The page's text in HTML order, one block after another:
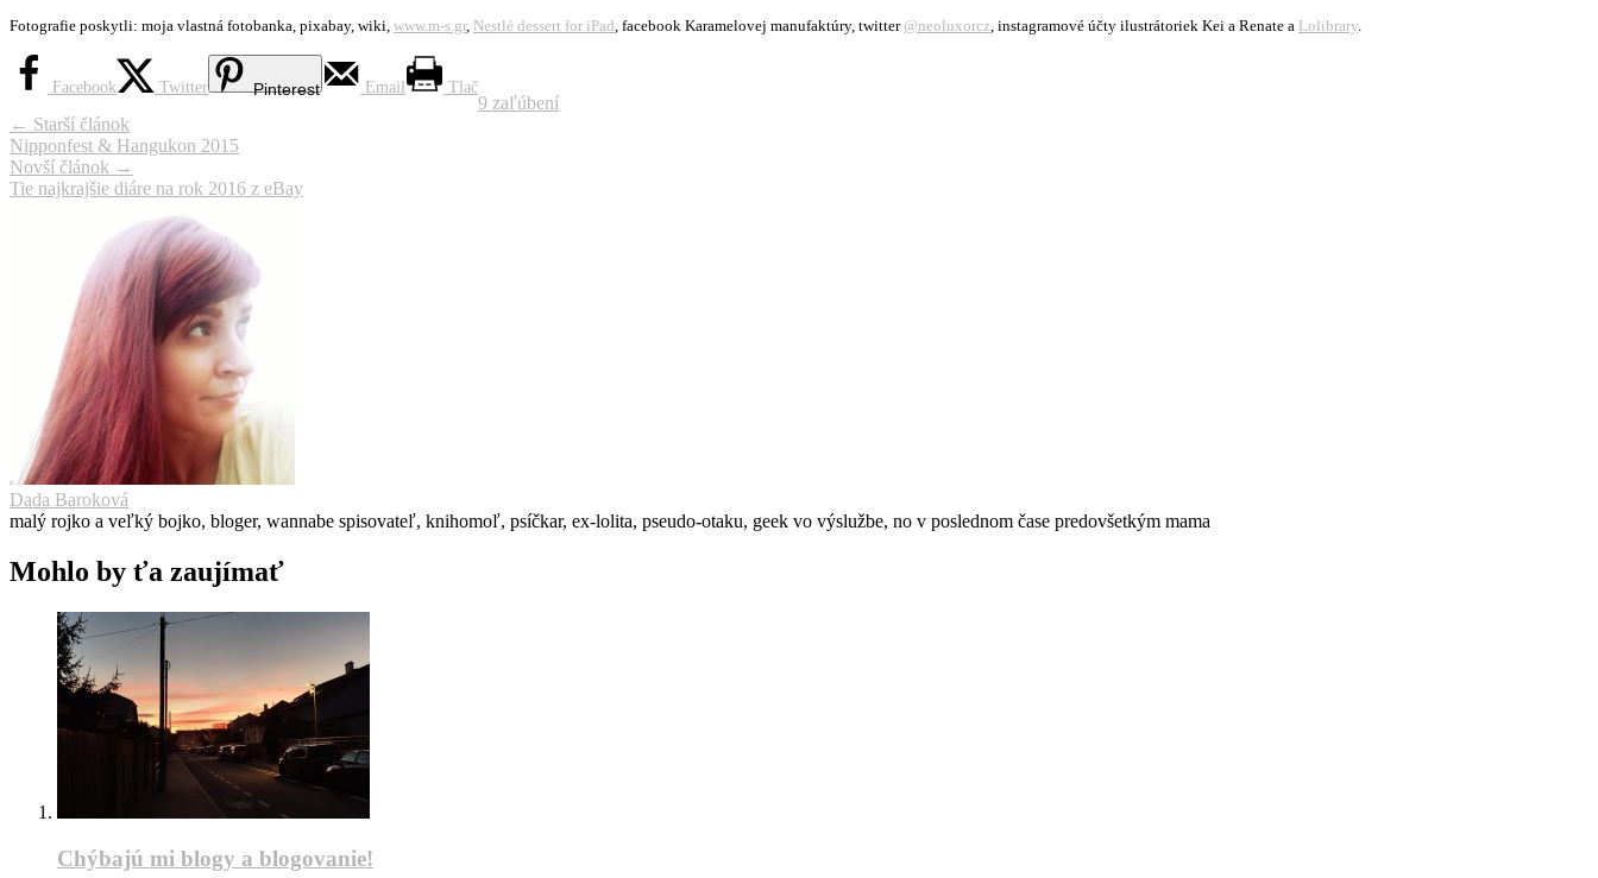
Fotografie poskytli: moja vlastná fotobanka, pixabay, wiki, www.m-s.gr, Nestlé dessert for iPad, facebook Karamelovej manufaktúry, twitter @neoluxorcz, instagramové účty ilustrátoriek Kei a Renate a Lolibrary.
Facebook Twitter Pinterest Email Tlač
9 zaľúbení
Navigácia
článku
← Starší článok
Nipponfest & Hangukon 2015
Novší článok →
Tie najkrajšie diáre na rok 2016 z eBay
Dada Baroková
malý rojko a veľký bojko, bloger, wannabe spisovateľ, knihomoľ, psíčkar, ex-lolita, pseudo-otaku, geek vo výslužbe, no v poslednom čase predovšetkým mama
Mohlo by ťa zaujímať
Chýbajú mi blogy a blogovanie!